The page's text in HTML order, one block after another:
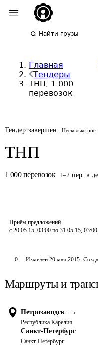
Найти грузы
Главная
Тендеры
ТНП, 1 000
перевозок
Тендер завершён Несколько
ТНП
1 000 перевозок 1–2 пер. в
Приём предложений
с 20.05.15, 03:00 по 31.05.15, 03:00
0 Изменён 20 мая 2015.
Маршруты и
Петрозаводск →
Республика Карелия
Санкт-Петербург
Санкт-Петербург